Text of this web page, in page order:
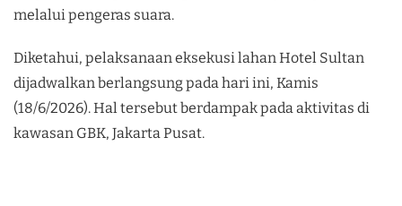
melalui pengeras suara.
Diketahui, pelaksanaan eksekusi lahan Hotel Sultan
dijadwalkan berlangsung pada hari ini, Kamis
(18/6/2026). Hal tersebut berdampak pada aktivitas di
kawasan GBK, Jakarta Pusat.